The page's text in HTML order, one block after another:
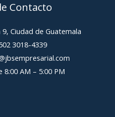
Contacto
Ciudad de Guatemala
3018-4339
8:00 AM – 5:00 PM